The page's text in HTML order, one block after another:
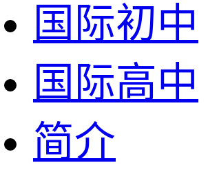
国际初中
国际高中
简介